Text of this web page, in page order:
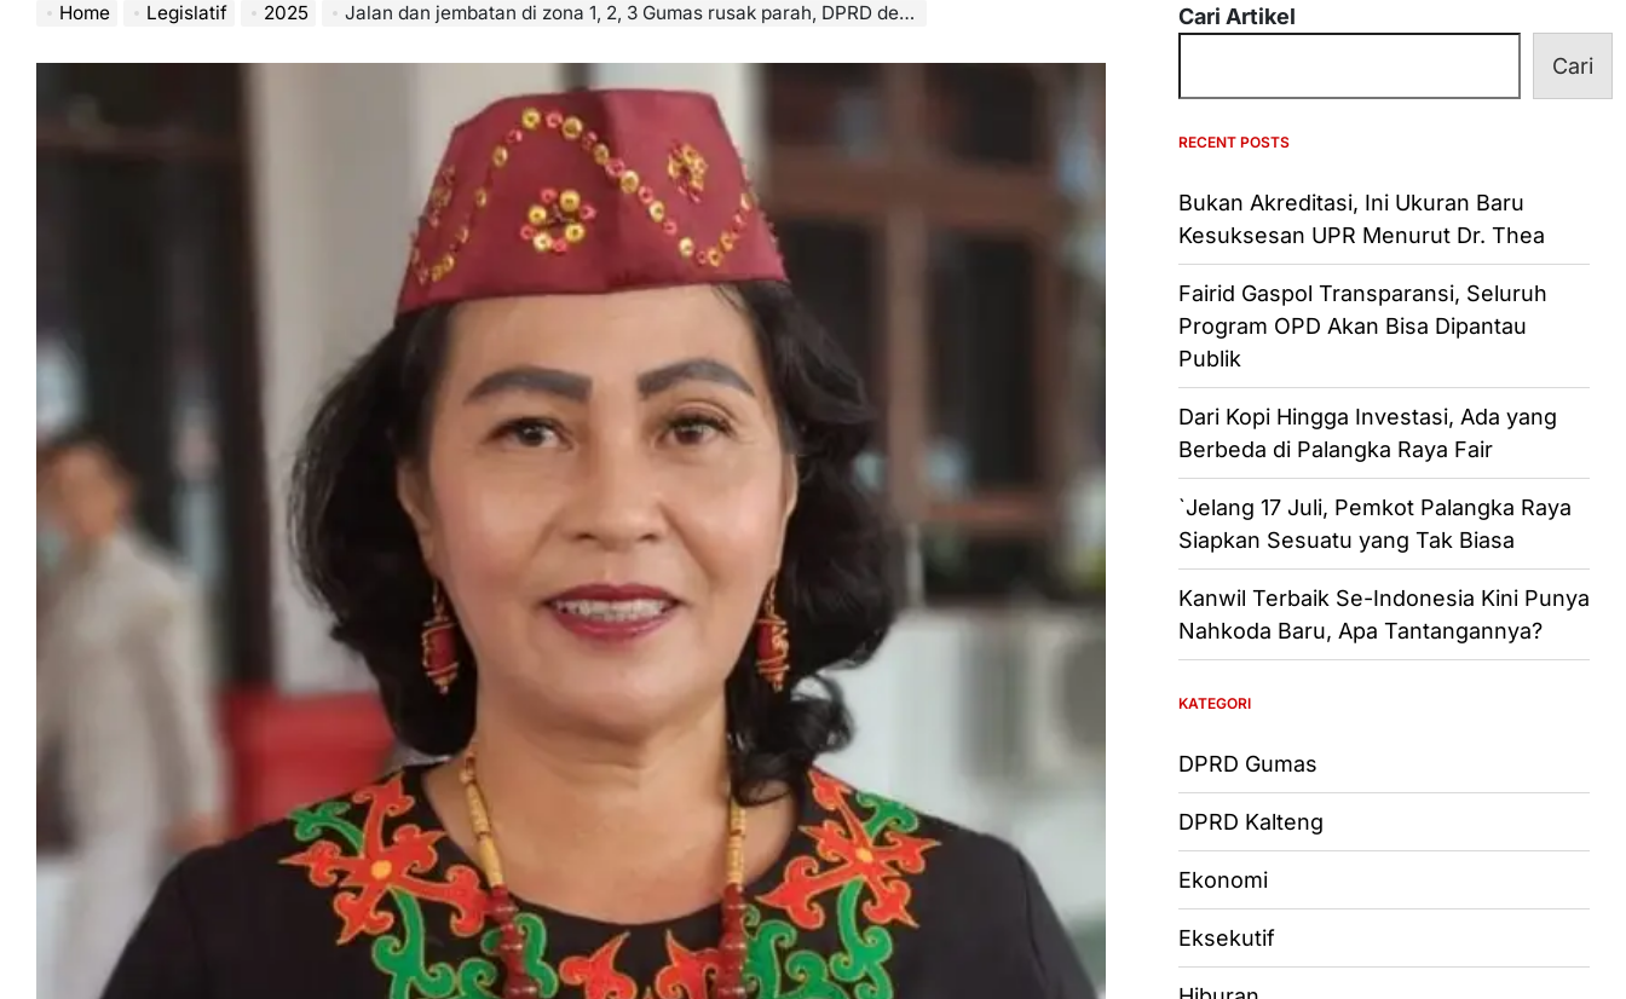
Home Legislatif 2025 Jalan dan jembatan di zona 1, 2, 3 Gumas rusak parah, DPRD desak aksi cepat
Cari Artikel
Cari
RECENT POSTS
Bukan Akreditasi, Ini Ukuran Baru
Kesuksesan UPR Menurut Dr. Thea
Fairid Gaspol Transparansi, Seluruh
Program OPD Akan Bisa Dipantau
Publik
Dari Kopi Hingga Investasi, Ada yang
Berbeda di Palangka Raya Fair
`Jelang 17 Juli, Pemkot Palangka Raya
Siapkan Sesuatu yang Tak Biasa
Kanwil Terbaik Se-Indonesia Kini Punya
Nahkoda Baru, Apa Tantangannya?
KATEGORI
DPRD Gumas
DPRD Kalteng
Ekonomi
Eksekutif